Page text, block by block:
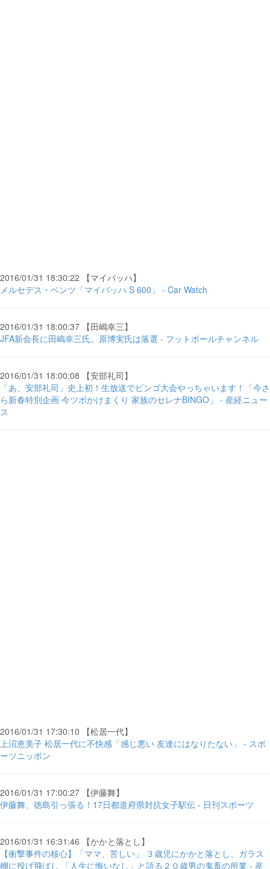
2016/01/31 18:30:22 【マイバッハ】
メルセデス・ベンツ「マイバッハ S 600」 - Car Watch
2016/01/31 18:00:37 【田嶋幸三】
JFA新会長に田嶋幸三氏。原博実氏は落選 - フットボールチャンネル
2016/01/31 18:00:08 【安部礼司】
「あ、安部礼司」史上初！生放送でビンゴ大会やっちゃいます！「今さ
ら新春特別企画 今ツボかけまくり 家族のセレナBINGO」 - 産経ニュー
ス
2016/01/31 17:30:10 【松居一代】
上沼恵美子 松居一代に不快感「感じ悪い 友達にはなりたない」 - スポ
ーツニッポン
2016/01/31 17:00:27 【伊藤舞】
伊藤舞、徳島引っ張る！17日都道府県対抗女子駅伝 - 日刊スポーツ
2016/01/31 16:31:46 【かかと落とし】
【衝撃事件の核心】「ママ、苦しい」 ３歳児にかかと落とし、ガラス
棚に投げ飛ばし 「人生に悔いなし」と語る２０歳男の鬼畜の所業 - 産